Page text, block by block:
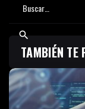
TAMBIÉN TE